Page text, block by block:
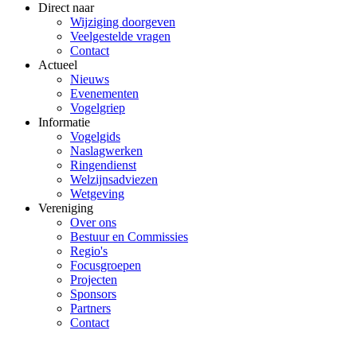
Direct naar
Wijziging doorgeven
Veelgestelde vragen
Contact
Actueel
Nieuws
Evenementen
Vogelgriep
Informatie
Vogelgids
Naslagwerken
Ringendienst
Welzijnsadviezen
Wetgeving
Vereniging
Over ons
Bestuur en Commissies
Regio's
Focusgroepen
Projecten
Sponsors
Partners
Contact